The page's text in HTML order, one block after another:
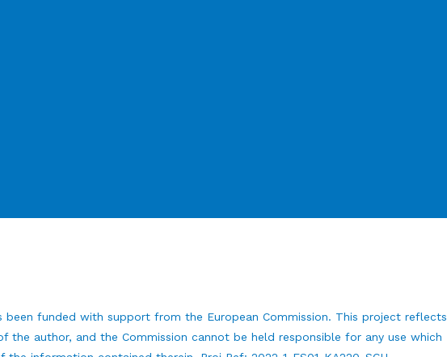
been funded with support from the European Commission. This project reflects
the author, and the Commission cannot be held responsible for any use which